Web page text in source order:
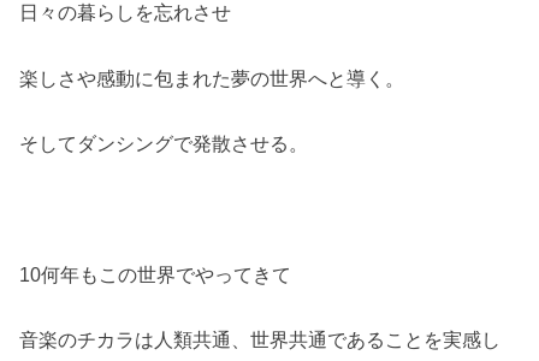
日々の暮らしを忘れさせ
楽しさや感動に包まれた夢の世界へと導く。
そしてダンシングで発散させる。
10何年もこの世界でやってきて
音楽のチカラは人類共通、世界共通であることを実感し